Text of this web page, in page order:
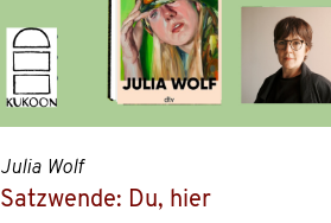
Julia Wolf
Satzwende: Du, hier